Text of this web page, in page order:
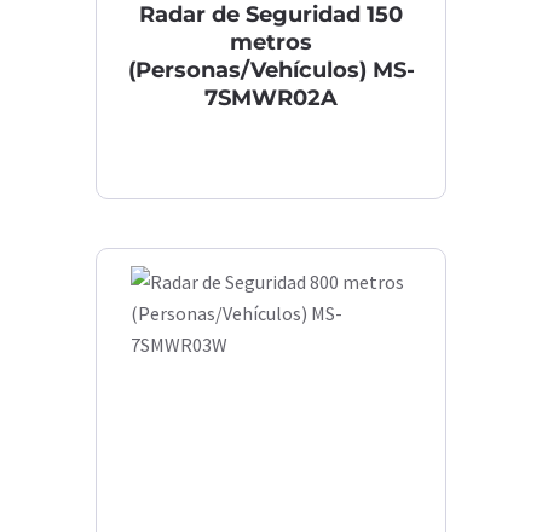
Radar de Seguridad 150
metros
(Personas/Vehículos) MS-
7SMWR02A